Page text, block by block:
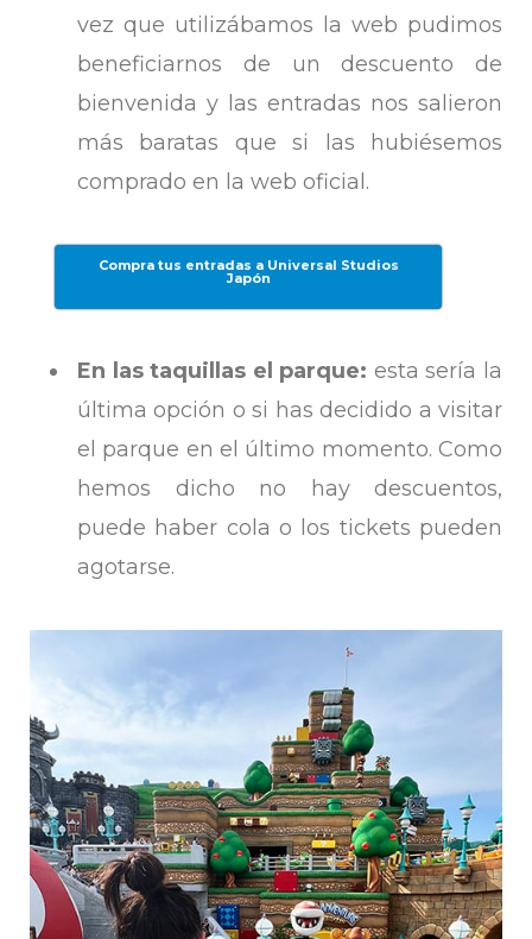
vez que utilizábamos la web pudimos
beneficiarnos de un descuento de
bienvenida y las entradas nos salieron
más baratas que si las hubiésemos
comprado en la web oficial.
Compra tus entradas a Universal Studios
Japón
En las taquillas el parque: esta sería la
última opción o si has decidido a visitar
el parque en el último momento. Como
hemos dicho no hay descuentos,
puede haber cola o los tickets pueden
agotarse.